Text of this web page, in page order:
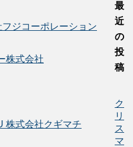
ジコーポレーション
株式会社
株式会社クギマチ
最
近
の
投
稿
ク
リ
ス
マ